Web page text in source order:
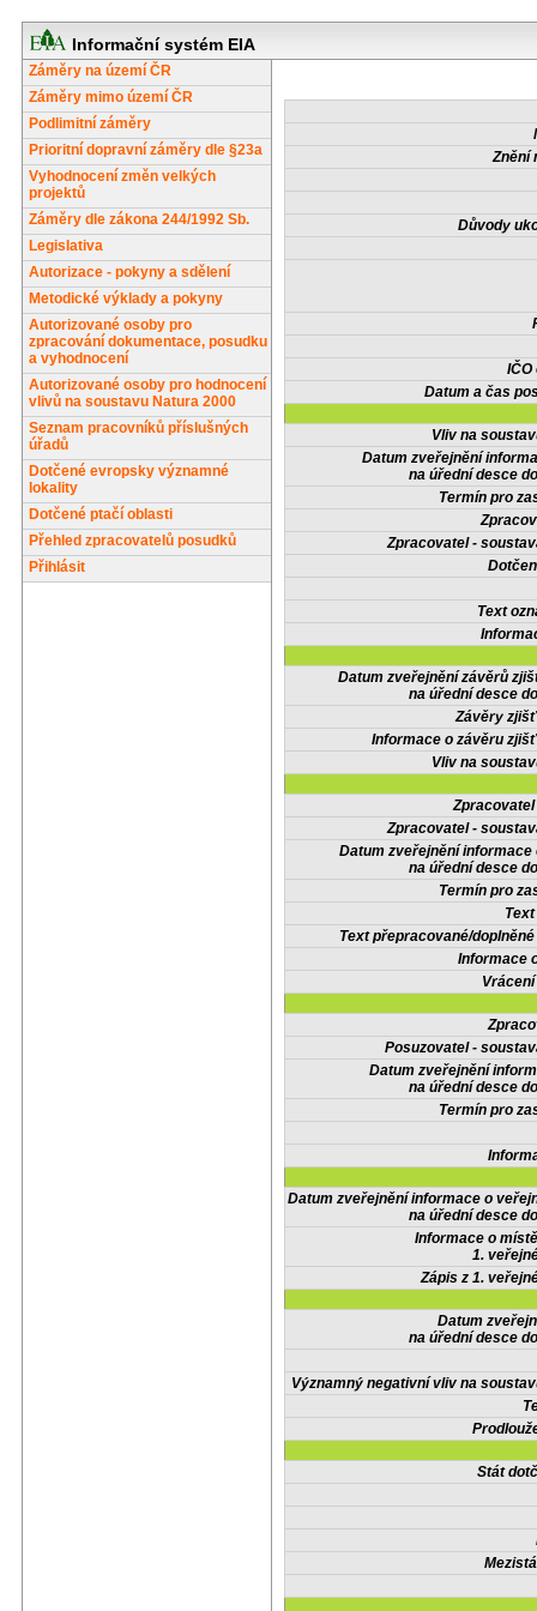
Informační systém EIA
Záměry na území ČR
Záměry mimo území ČR
Podlimitní záměry
Prioritní dopravní záměry dle §23a
Vyhodnocení změn velkých
projektů
Záměry dle zákona 244/1992 Sb.
Legislativa
Autorizace - pokyny a sdělení
Metodické výklady a pokyny
Autorizované osoby pro
zpracování dokumentace, posudku
a vyhodnocení
Autorizované osoby pro hodnocení
vlivů na soustavu Natura 2000
Seznam pracovníků příslušných
úřadů
Dotčené evropsky významné
lokality
Dotčené ptačí oblasti
Přehled zpracovatelů posudků
Přihlásit
Znění
Důvody
IČO
Datum a čas
Vliv na
Datum zveřejnění
na úřední desce
Termín pro
Zpracovatel -
Text
Datum zveřejnění závěrů
na úřední desce
Závěry
Informace o závěru
Vliv na
Zpracovatel -
Datum zveřejnění informace
na úřední desce
Termín pro
Text přepracované/
Informace
Posuzovatel -
Datum zveřejnění
na úřední desce
Termín pro
Datum zveřejnění informace o
na úřední desce
Informace o
1.
Zápis z 1.
Datum
na úřední desce
Významný negativní vliv na
Stát